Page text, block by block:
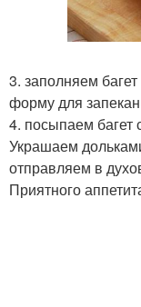
3. заполняем
форму для
4. посыпаем багет
Украшаем
отправляем в
Приятного